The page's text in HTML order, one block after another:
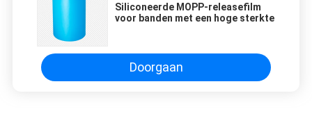
Siliconeerde MOPP-releasefilm
voor banden met een hoge sterkte
Doorgaan